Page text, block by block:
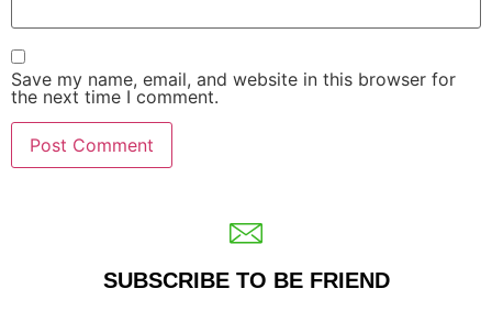
Save my name, email, and website in this browser for
the next time I comment.
SUBSCRIBE TO BE FRIEND